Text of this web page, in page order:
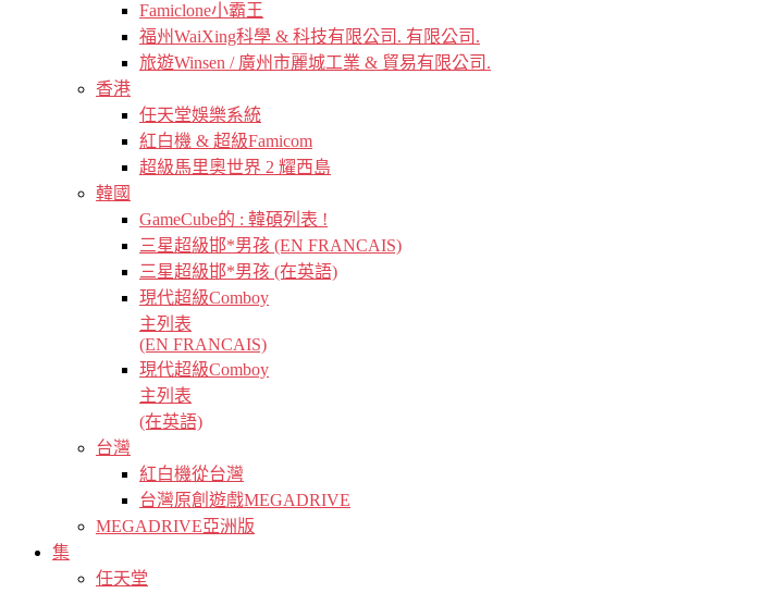
Famiclone小霸王
福州WaiXing科學 & 科技有限公司. 有限公司.
旅遊Winsen / 廣州市麗城工業 & 貿易有限公司.
香港
任天堂娛樂系統
紅白機 & 超級Famicom
超級馬里奧世界 2 耀西島
韓國
GameCube的 : 韓碩列表 !
三星超級邯*男孩 (EN FRANCAIS)
三星超級邯*男孩 (在英語)
現代超級Comboy
主列表
(EN FRANCAIS)
現代超級Comboy
主列表
(在英語)
台灣
紅白機從台灣
台灣原創遊戲MEGADRIVE
MEGADRIVE亞洲版
集
任天堂